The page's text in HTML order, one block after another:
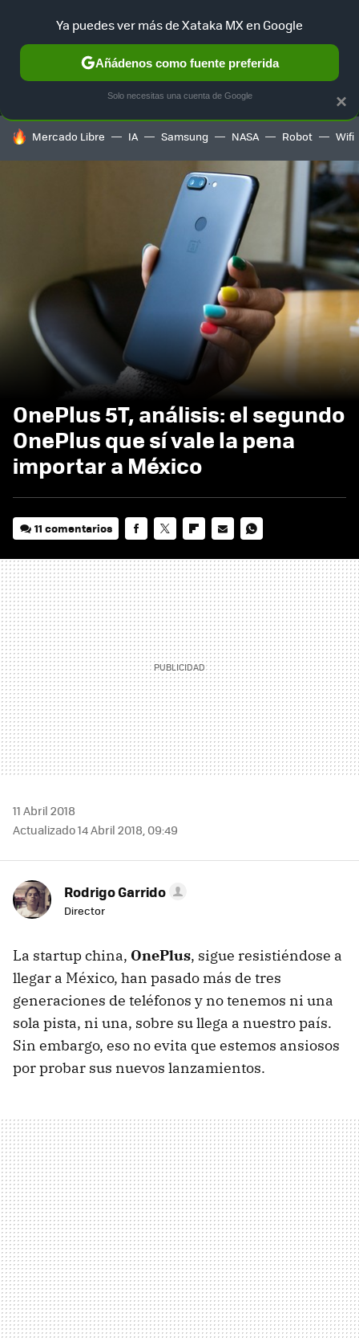
MENÚ NUEVO
GAMING HOME AUTO
HOY SE HABLA DE
Mercado Libre IA Samsung NASA Robot Wifi
OnePlus 5T, análisis: el segundo
OnePlus que sí vale la pena
importar a México
11 comentarios
MAIL
11 Abril 2018
Actualizado 14 Abril 2018, 09:49
Rodrigo Garrido
Director
La startup china, OnePlus, sigue resistiéndose a
llegar a México, han pasado más de tres
generaciones de teléfonos y no tenemos ni una
sola pista, ni una, sobre su llega a nuestro país.
Sin embargo, eso no evita que estemos ansiosos
por probar sus nuevos lanzamientos.
×
Ya puedes ver más de Xataka MX en Google
Añádenos como fuente preferida
Solo necesitas una cuenta de Google